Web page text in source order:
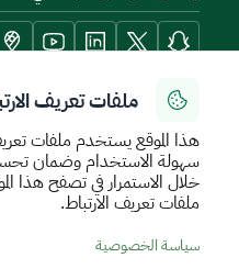
ملفات تعريف
هذا الموقع يستخدم ملفات
سهولة الاستخدام وضمان
خلال الاستمرار في تصفح هذا
ملفات تعريف الارتباط.
سياسة الخصوصية
أدوات الإتاحة وامكانية الوصول
سياسة الإستخدام الآمن